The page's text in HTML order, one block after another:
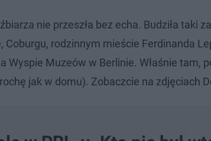
nie przeszła bez echa. Budziła taki
rodzinnym mieście Ferdinanda
Wyspie Muzeów w Berlinie. Właśnie tam,
jak w domu). Zobaczcie na zdjęciach